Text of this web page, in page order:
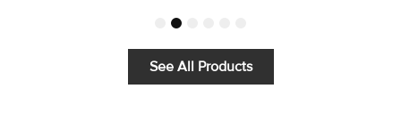
5
See All Products